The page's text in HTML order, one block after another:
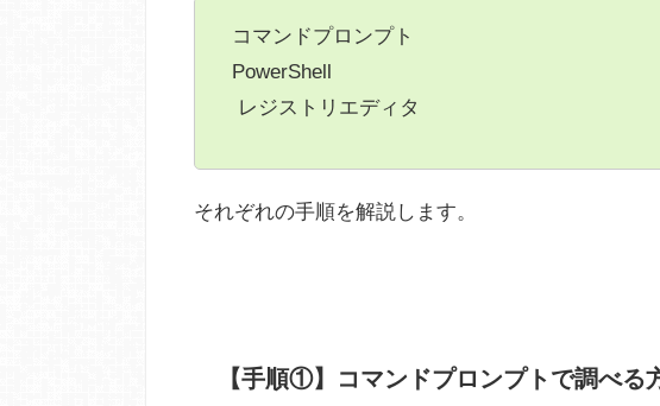
コマンドプロンプト
PowerShell
レジストリエディタ
それぞれの手順を解説します。
【手順①】コマンドプロンプトで調べる